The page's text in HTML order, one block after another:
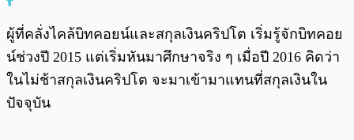
ผู้ที่คลั่งไคล้บิทคอยน์และสกุลเงินคริปโต เริ่มรู้จักบิทคอย
น์ช่วงปี 2015 แต่เริ่มหันมาศึกษาจริง ๆ เมื่อปี 2016 คิดว่า
ในไม่ช้าสกุลเงินคริปโต จะมาเข้ามาแทนที่สกุลเงินใน
ปัจจุบัน